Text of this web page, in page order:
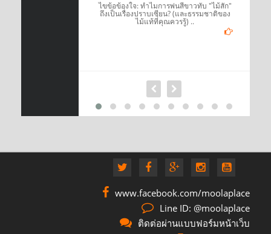
ไขข้อข้องใจ: ทำไมการพ่นสีขาวทับ "ไม้สัก"
ถึงเป็นเรื่องปราบเซียน? (และธรรมชาติของ
ไม้แท้ที่คุณควรรู้) ..
www.facebook.com/moolaplace
Line ID: @moolaplace
ติดต่อผ่านแบบฟอร์มหน้าเว็บ